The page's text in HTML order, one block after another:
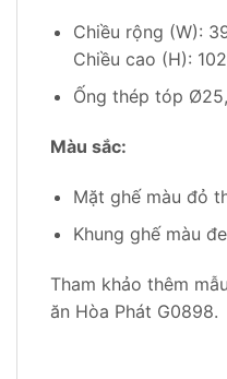
Chiều rộng (W):
Chiều cao (H):
Ống thép tóp
Màu sắc:
Mặt ghế màu đỏ
Khung ghế màu
Tham khảo thêm
ăn Hòa Phát G0898.